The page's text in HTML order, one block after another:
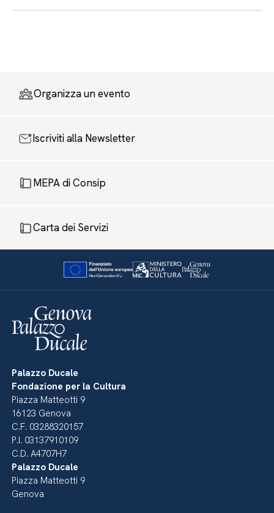
Organizza un evento
Iscriviti alla Newsletter
MEPA di Consip
Carta dei Servizi
Palazzo Ducale
Fondazione per la Cultura
Piazza Matteotti 9
16123 Genova
C.F. 03288320157
P.I. 03137910109
C.D. A4707H7
Palazzo Ducale
Piazza Matteotti 9
Genova